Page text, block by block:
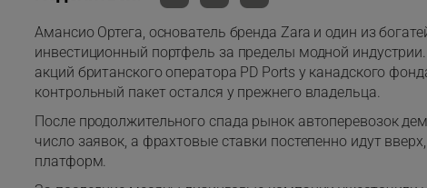
Амансио Ортега, основатель бренда Zara и один из
инвестиционный портфель за пределы модной
акций британского оператора PD Ports у канадского
контрольный пакет остался у прежнего владельца.
После продолжительного спада рынок автоперевозок
число заявок, а фрахтовые ставки постепенно идут
платформ.